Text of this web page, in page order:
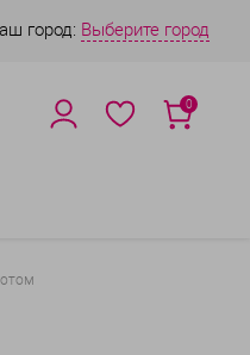
город: Выберите город
0